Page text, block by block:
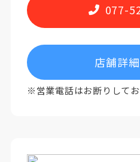
077-
店舗詳
※営業電話はお断りしてお